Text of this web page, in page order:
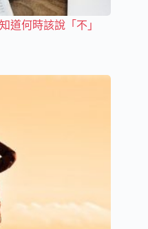
道何時該說「不」